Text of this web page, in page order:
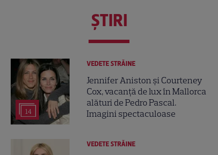
ŞTIRI
14
VEDETE STRĂINE
Jennifer Aniston și Courteney
Cox, vacanță de lux în Mallorca
alături de Pedro Pascal.
Imagini spectaculoase
VEDETE STRĂINE